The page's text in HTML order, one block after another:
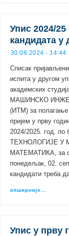
Упис 2024/
кандидата у
30.08.2024 - 14:44
Списак
испита у другом
академских
МАШИНСКО
(ИТМ) за полагање
пријем у прву
2024/2025. год.
ТЕХНОЛОГИЈЕ У
МАТЕМАТИКА, за
понедељак, 02.
кандидати треба
опширније…
Упис у прву